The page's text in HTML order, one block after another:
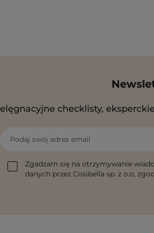
checklisty,
Podaj swój adres email
Zgadzam się na otrzymywanie
danych przez Cosibella sp. z o.o,